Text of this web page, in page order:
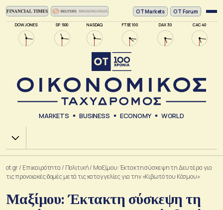
DOW JONES SP 500 NASDAQ FTSE 100 DAX 30 CAC 40
ΟΤ Markets OT Forum
MARKETS BUSINESS ECONOMY WORLD
Χ.Α.
ot.gr/ Επικαιρότητα / Πολιτική/ Μαξίμου: Έκτακτη σύσκεψη τη Δευτέρα για
τις προνοιακές δομές μετά τις καταγγελίες για την «Κιβωτό του Κόσμου»
Μαξίμου: Έκτακτη σύσκεψη τη